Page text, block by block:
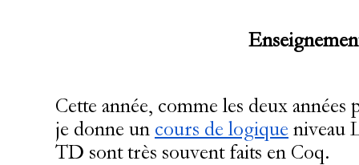
Cette année, comme les deux années
je donne un cours de logique niveau
TD sont très souvent faits en Coq.